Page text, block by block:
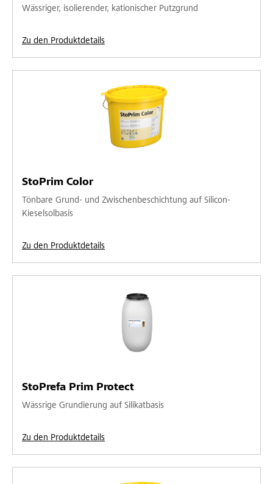
Wässriger, isolierender, kationischer Putzgrund
Zu den Produktdetails
StoPrim Color
Tönbare Grund- und Zwischenbeschichtung auf Silicon-
Kieselsolbasis
Zu den Produktdetails
StoPrefa Prim Protect
Wässrige Grundierung auf Silikatbasis
Zu den Produktdetails